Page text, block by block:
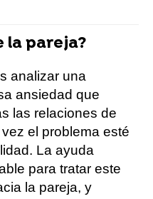
la pareja?
analizar una
ansiedad que
las relaciones de
el problema esté
La ayuda
para tratar este
la pareja, y